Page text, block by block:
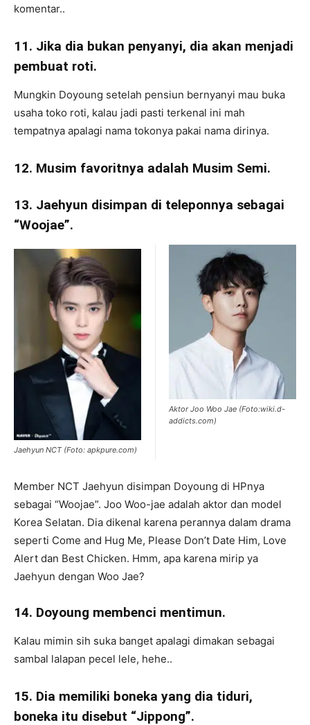
komentar..
11. Jika dia bukan penyanyi, dia akan menjadi
pembuat roti.
Mungkin Doyoung setelah pensiun bernyanyi mau buka
usaha toko roti, kalau jadi pasti terkenal ini mah
tempatnya apalagi nama tokonya pakai nama dirinya.
12. Musim favoritnya adalah Musim Semi.
13. Jaehyun disimpan di teleponnya sebagai
“Woojae”.
Jaehyun NCT (Foto: apkpure.com)
Aktor Joo Woo Jae (Foto:wiki.d-
addicts.com)
Member NCT Jaehyun disimpan Doyoung di HPnya
sebagai “Woojae”. Joo Woo-jae adalah aktor dan model
Korea Selatan. Dia dikenal karena perannya dalam drama
seperti Come and Hug Me, Please Don’t Date Him, Love
Alert dan Best Chicken. Hmm, apa karena mirip ya
Jaehyun dengan Woo Jae?
14. Doyoung membenci mentimun.
Kalau mimin sih suka banget apalagi dimakan sebagai
sambal lalapan pecel lele, hehe..
15. Dia memiliki boneka yang dia tiduri,
boneka itu disebut “Jippong”.